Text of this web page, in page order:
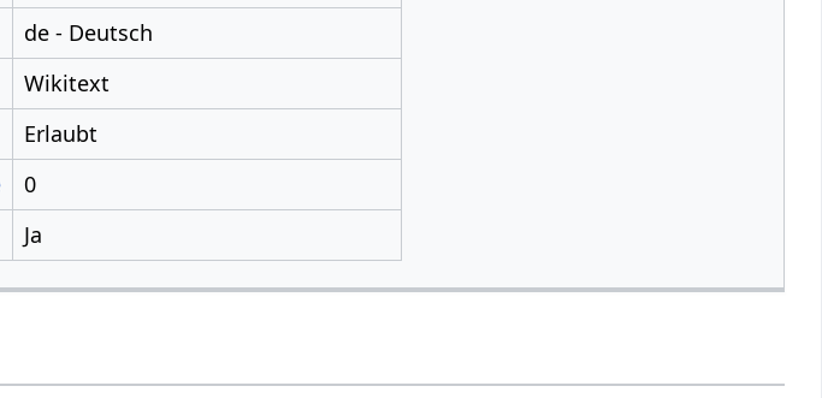
de - Deutsch
Wikitext
Erlaubt
0
Ja